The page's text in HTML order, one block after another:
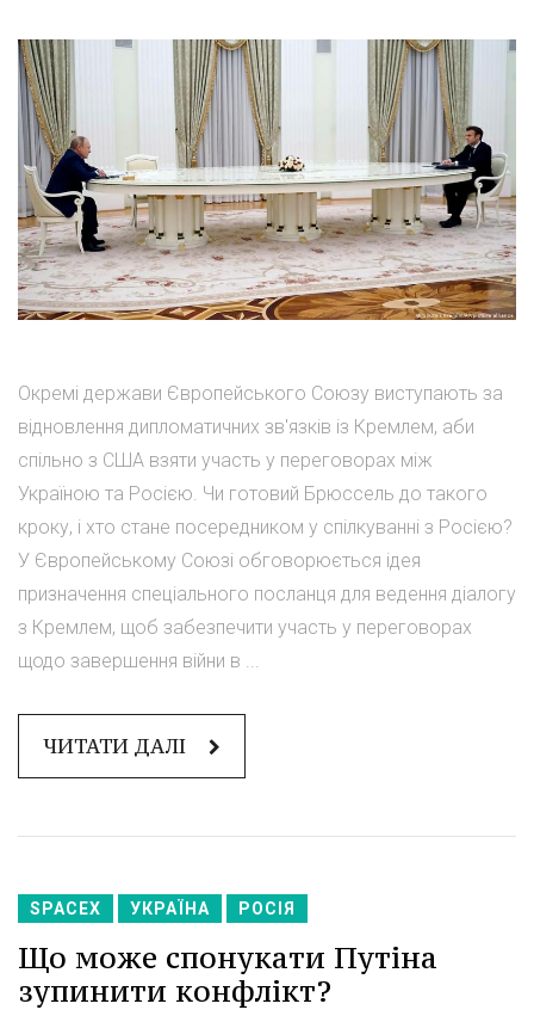
Окремі держави Європейського Союзу виступають за
відновлення дипломатичних зв'язків із Кремлем, аби
спільно з США взяти участь у переговорах між
Україною та Росією. Чи готовий Брюссель до такого
кроку, і хто стане посередником у спілкуванні з Росією?
У Європейському Союзі обговорюється ідея
призначення спеціального посланця для ведення діалогу
з Кремлем, щоб забезпечити участь у переговорах
щодо завершення війни в ...
ЧИТАТИ ДАЛІ
SPACEX УКРАЇНА РОСІЯ
Що може спонукати Путіна
зупинити конфлікт?